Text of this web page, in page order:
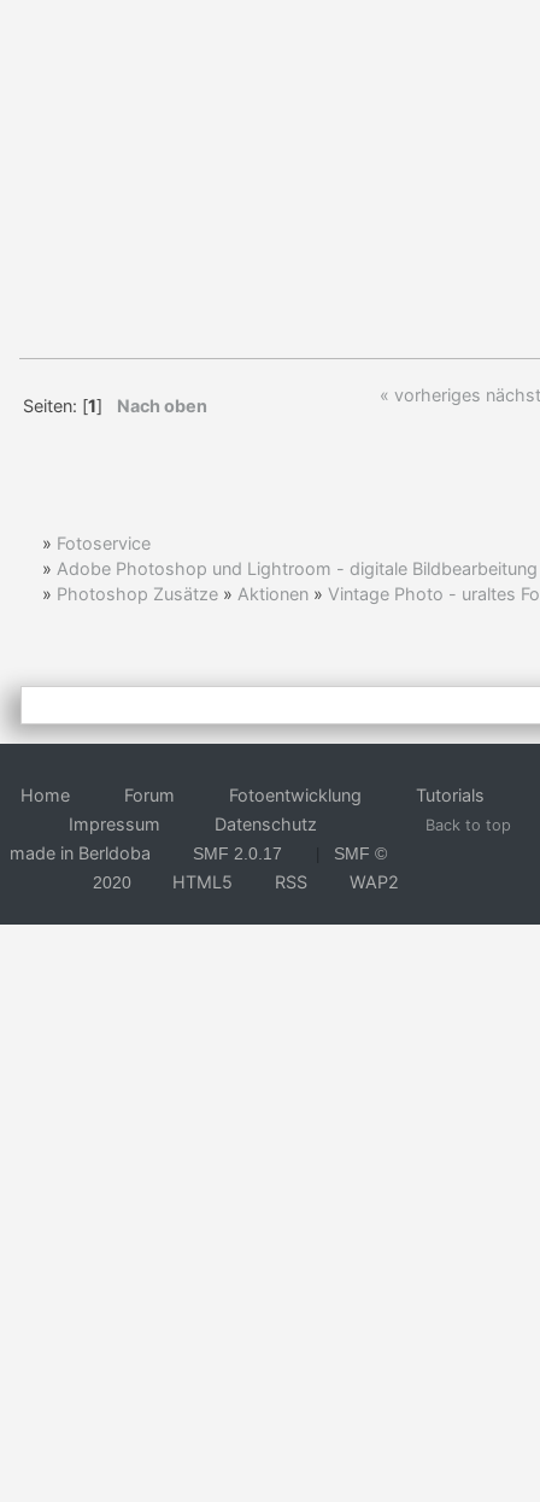
Seiten: [1] Nach oben
« vorheriges
» Fotoservice
» Adobe Photoshop und Lightroom - digitale Bildbearbeitung
» Photoshop Zusätze » Aktionen » Vintage Photo - uraltes
Home Forum Fotoentwicklung
Tutorials
Impressum
Datenschutz Back to top
made in Berldoba SMF 2.0.17
SMF ©
2020
HTML5 RSS WAP2